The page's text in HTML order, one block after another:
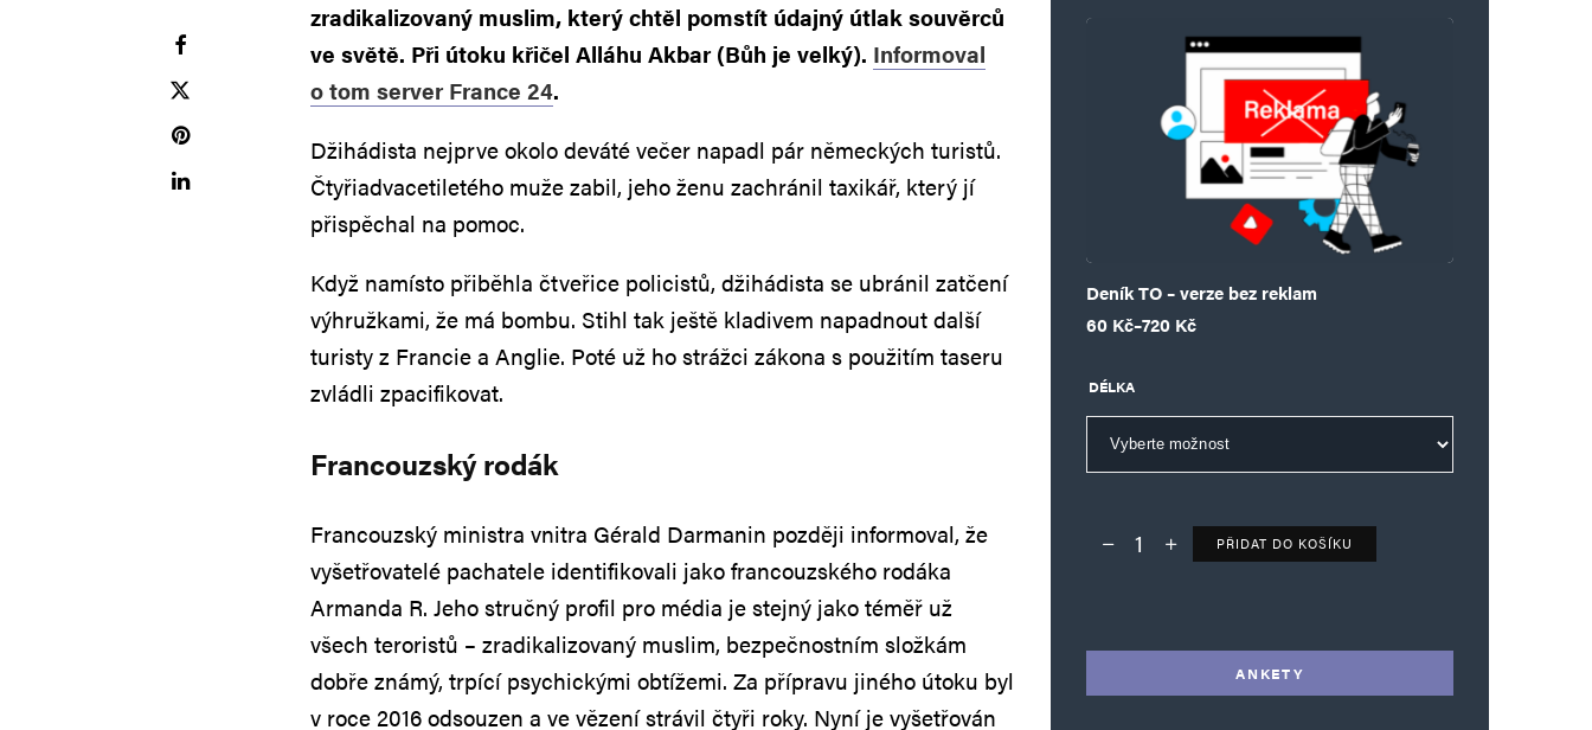
zradikalizovaný muslim, který chtěl pomstít údajný útlak souvěrců
ve světě. Při útoku křičel Alláhu Akbar (Bůh je velký). Informoval
o tom server France 24.
Džihádista nejprve okolo deváté večer napadl pár německých turistů.
Čtyřiadvacetiletého muže zabil, jeho ženu zachránil taxikář, který jí
přispěchal na pomoc.
Když namísto přiběhla čtveřice policistů, džihádista se ubránil zatčení
výhružkami, že má bombu. Stihl tak ještě kladivem napadnout další
turisty z Francie a Anglie. Poté už ho strážci zákona s použitím taseru
zvládli zpacifikovat.
Francouzský rodák
Francouzský ministra vnitra Gérald Darmanin později informoval, že
vyšetřovatelé pachatele identifikovali jako francouzského rodáka
Armanda R. Jeho stručný profil pro média je stejný jako téměř už
všech teroristů – zradikalizovaný muslim, bezpečnostním složkám
dobře známý, trpící psychickými obtížemi. Za přípravu jiného útoku byl
v roce 2016 odsouzen a ve vězení strávil čtyři roky. Nyní je vyšetřován
Deník TO – verze bez reklam
60 Kč–720 Kč
Rozpětí cen: 60 Kč až 720 Kč
DÉLKA
Deník TO – verze bez reklam množství
PŘIDAT DO KOŠÍKU
ANKETY